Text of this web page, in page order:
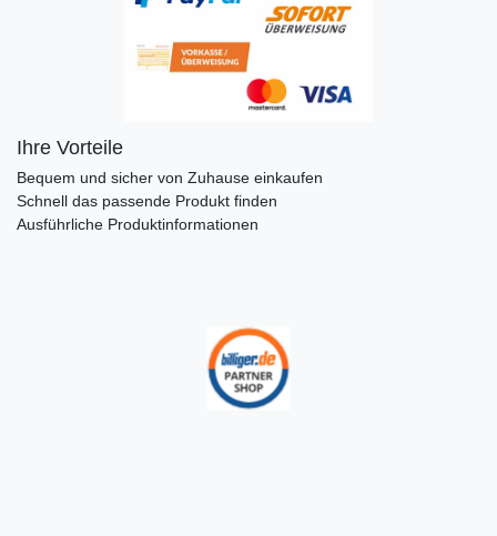
Ihre Vorteile
Bequem und sicher von Zuhause einkaufen
Schnell das passende Produkt finden
Ausführliche Produktinformationen